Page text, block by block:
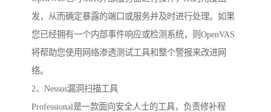
发，从而确定暴露的端口或服务并及时进行处理。如果
您已经拥有一个内部事件响应或检测系统，则OpenVAS
将帮助您使用网络渗透测试工具和整个警报来改进网
络。
2、Nessus漏洞扫描工具
Professional是一款面向安全人士的工具，负责修补程